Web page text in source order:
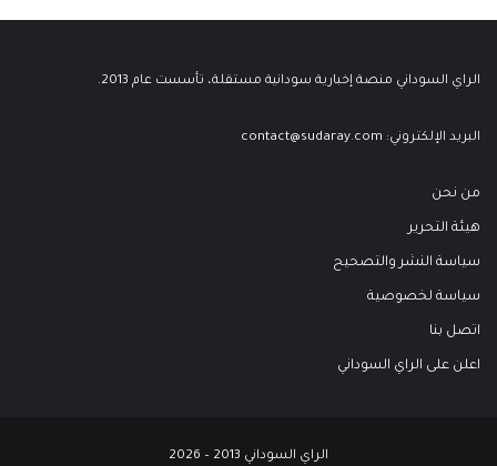
الراي السوداني منصة إخبارية سودانية مستقلة، تأسست عام 2013.
البريد الإلكتروني: contact@sudaray.com
من نحن
هيئة التحرير
سياسة النشر والتصحيح
سياسة لخصوصية
اتصل بنا
اعلن على الراي السوداني
الراي السوداني 2013 – 2026